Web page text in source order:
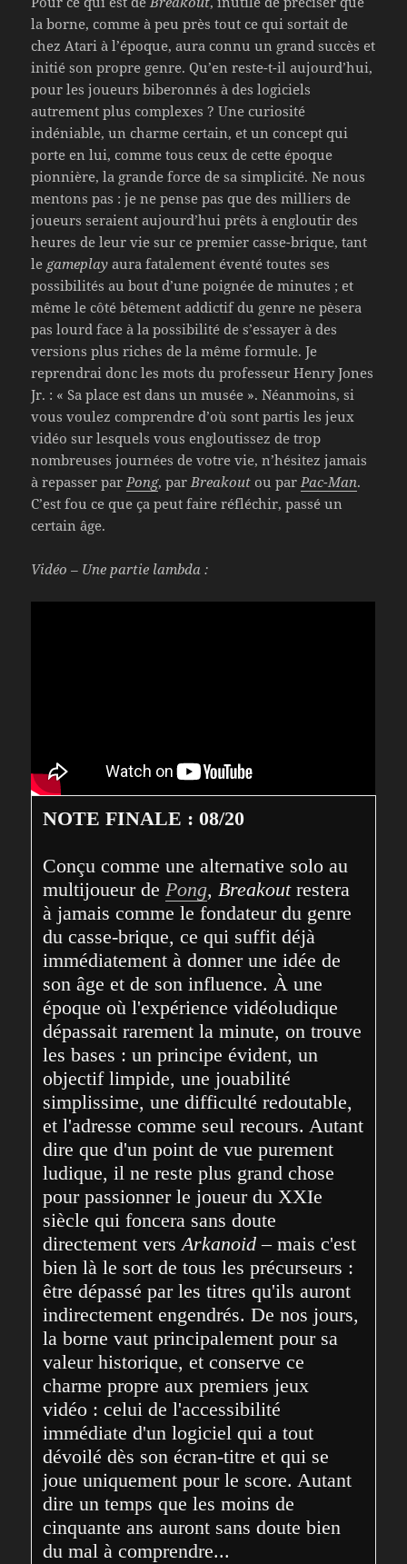
la borne, comme à peu près tout ce qui sortait de
chez Atari à l’époque, aura connu un grand succès et
initié son propre genre. Qu’en reste-t-il aujourd’hui,
pour les joueurs biberonnés à des logiciels
autrement plus complexes ? Une curiosité
indéniable, un charme certain, et un concept qui
porte en lui, comme tous ceux de cette époque
pionnière, la grande force de sa simplicité. Ne nous
mentons pas : je ne pense pas que des milliers de
joueurs seraient aujourd’hui prêts à engloutir des
heures de leur vie sur ce premier casse-brique, tant
le gameplay aura fatalement éventé toutes ses
possibilités au bout d’une poignée de minutes ; et
même le côté bêtement addictif du genre ne pèsera
pas lourd face à la possibilité de s’essayer à des
versions plus riches de la même formule. Je
reprendrai donc les mots du professeur Henry Jones
Jr. : « Sa place est dans un musée ». Néanmoins, si
vous voulez comprendre d’où sont partis les jeux
vidéo sur lesquels vous engloutissez de trop
nombreuses journées de votre vie, n’hésitez jamais
à repasser par Pong, par Breakout ou par Pac-Man.
C’est fou ce que ça peut faire réfléchir, passé un
certain âge.
Vidéo – Une partie lambda :
NOTE FINALE : 08/20
Conçu comme une alternative solo au
multijoueur de Pong, Breakout restera
à jamais comme le fondateur du genre
du casse-brique, ce qui suffit déjà
immédiatement à donner une idée de
son âge et de son influence. À une
époque où l'expérience vidéoludique
dépassait rarement la minute, on trouve
les bases : un principe évident, un
objectif limpide, une jouabilité
simplissime, une difficulté redoutable,
et l'adresse comme seul recours. Autant
dire que d'un point de vue purement
ludique, il ne reste plus grand chose
pour passionner le joueur du XXIe
siècle qui foncera sans doute
directement vers Arkanoid – mais c'est
bien là le sort de tous les précurseurs :
être dépassé par les titres qu'ils auront
indirectement engendrés. De nos jours,
la borne vaut principalement pour sa
valeur historique, et conserve ce
charme propre aux premiers jeux
vidéo : celui de l'accessibilité
immédiate d'un logiciel qui a tout
dévoilé dès son écran-titre et qui se
joue uniquement pour le score. Autant
dire un temps que les moins de
cinquante ans auront sans doute bien
du mal à comprendre...